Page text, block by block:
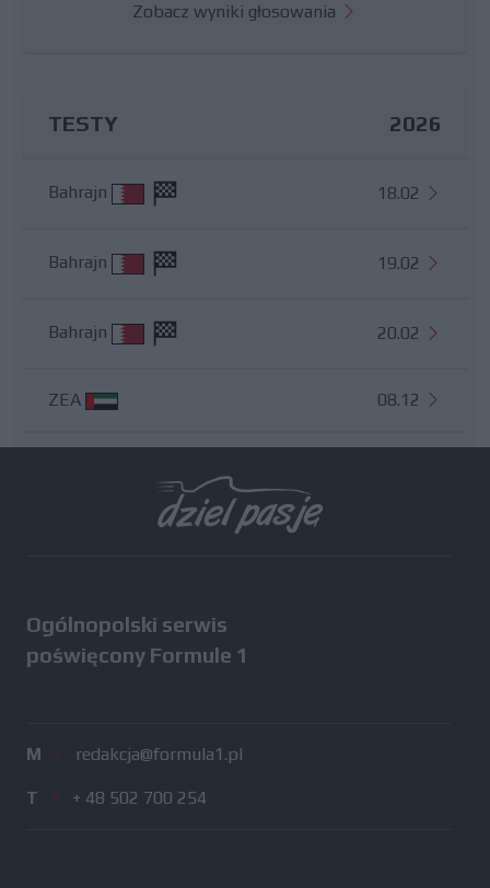
Zobacz wyniki głosowania
TESTY 2026
Bahrajn 18.02
Bahrajn 19.02
Bahrajn 20.02
ZEA 08.12
Ogólnopolski serwis
poświęcony Formule 1
M / redakcja@formula1.pl
T / + 48 502 700 254